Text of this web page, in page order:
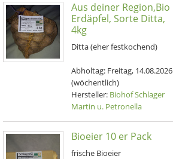
Aus deiner Region,Bio
Erdäpfel, Sorte Ditta,
4kg
Ditta (eher festkochend)
Abholtag: Freitag, 14.08.2026
(wöchentlich)
Hersteller: Biohof Schlager
Martin u. Petronella
Bioeier 10 er Pack
frische Bioeier